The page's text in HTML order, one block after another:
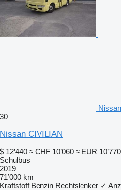
30
Nissan CIVILIAN
$ 12’440 ≈ CHF 10’060 ≈ EUR 10’770
Schulbus
2019
71’000 km
Kraftstoff Benzin Rechtslenker ✓